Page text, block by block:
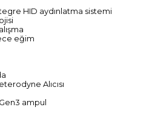
HID aydınlatma sistemi
eğim
Alıcısı
Gen3 ampul